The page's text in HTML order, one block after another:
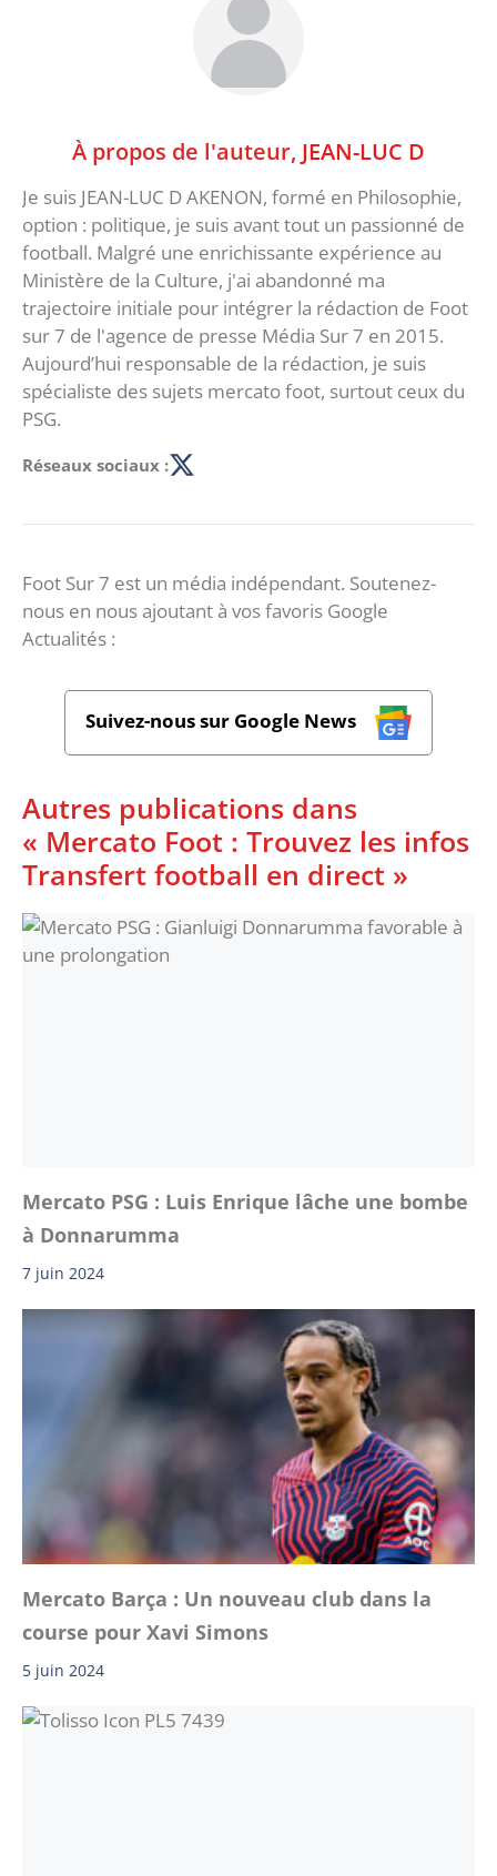
À propos de l'auteur, JEAN-LUC D
Je suis JEAN-LUC D AKENON, formé en Philosophie,
option : politique, je suis avant tout un passionné de
football. Malgré une enrichissante expérience au
Ministère de la Culture, j'ai abandonné ma
trajectoire initiale pour intégrer la rédaction de Foot
sur 7 de l'agence de presse Média Sur 7 en 2015.
Aujourd’hui responsable de la rédaction, je suis
spécialiste des sujets mercato foot, surtout ceux du
PSG.
Réseaux sociaux :
Foot Sur 7 est un média indépendant. Soutenez-
nous en nous ajoutant à vos favoris Google
Actualités :
Suivez-nous sur Google News
Autres publications dans
« Mercato Foot : Trouvez les infos
Transfert football en direct »
Mercato PSG : Luis Enrique lâche une bombe
à Donnarumma
7 juin 2024
Mercato Barça : Un nouveau club dans la
course pour Xavi Simons
5 juin 2024